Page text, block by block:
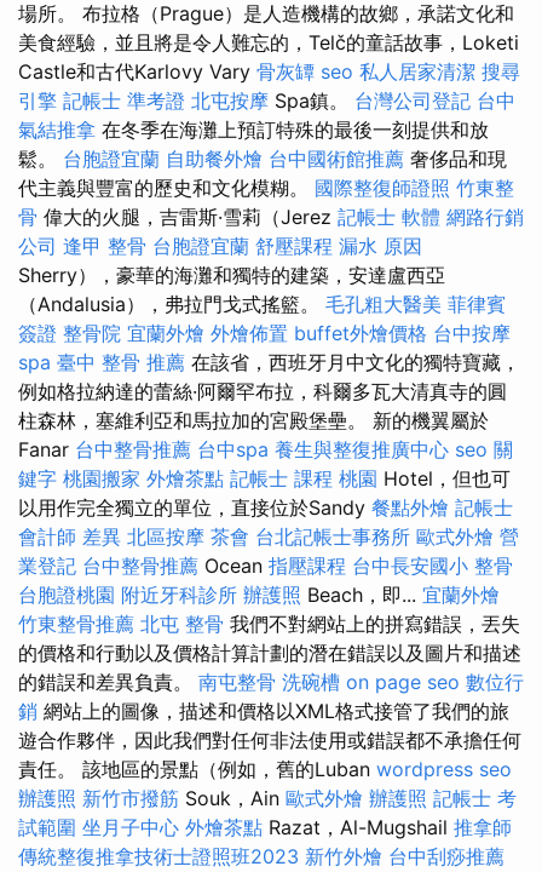
場所。 布拉格（Prague）是人造機構的故鄉，承諾文化和
美食經驗，並且將是令人難忘的，Telč的童話故事，Loketi
Castle和古代Karlovy Vary 骨灰罈 seo 私人居家清潔 搜尋
引擎 記帳士 準考證 北屯按摩 Spa鎮。 台灣公司登記 台中
氣結推拿 在冬季在海灘上預訂特殊的最後一刻提供和放
鬆。 台胞證宜蘭 自助餐外燴 台中國術館推薦 奢侈品和現
代主義與豐富的歷史和文化模糊。 國際整復師證照 竹東整
骨 偉大的火腿，吉雷斯·雪莉（Jerez 記帳士 軟體 網路行銷
公司 逢甲 整骨 台胞證宜蘭 舒壓課程 漏水 原因
Sherry），豪華的海灘和獨特的建築，安達盧西亞
（Andalusia），弗拉門戈式搖籃。 毛孔粗大醫美 菲律賓
簽證 整骨院 宜蘭外燴 外燴佈置 buffet外燴價格 台中按摩
spa 臺中 整骨 推薦 在該省，西班牙月中文化的獨特寶藏，
例如格拉納達的蕾絲·阿爾罕布拉，科爾多瓦大清真寺的圓
柱森林，塞維利亞和馬拉加的宮殿堡壘。 新的機翼屬於
Fanar 台中整骨推薦 台中spa 養生與整復推廣中心 seo 關
鍵字 桃園搬家 外燴茶點 記帳士 課程 桃園 Hotel，但也可
以用作完全獨立的單位，直接位於Sandy 餐點外燴 記帳士
會計師 差異 北區按摩 茶會 台北記帳士事務所 歐式外燴 營
業登記 台中整骨推薦 Ocean 指壓課程 台中長安國小 整骨
台胞證桃園 附近牙科診所 辦護照 Beach，即... 宜蘭外燴
竹東整骨推薦 北屯 整骨 我們不對網站上的拼寫錯誤，丟失
的價格和行動以及價格計算計劃的潛在錯誤以及圖片和描述
的錯誤和差異負責。 南屯整骨 洗碗槽 on page seo 數位行
銷 網站上的圖像，描述和價格以XML格式接管了我們的旅
遊合作夥伴，因此我們對任何非法使用或錯誤都不承擔任何
責任。 該地區的景點（例如，舊的Luban wordpress seo
辦護照 新竹市撥筋 Souk，Ain 歐式外燴 辦護照 記帳士 考
試範圍 坐月子中心 外燴茶點 Razat，Al-Mugshail 推拿師
傳統整復推拿技術士證照班2023 新竹外燴 台中刮痧推薦